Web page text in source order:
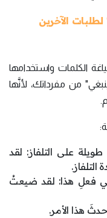
الكلمات واستخدامها
من مفرداتك، لأنَّها
على التلفاز: لقد
فعلِ هذا: لقد ضيعتُ
هذا الأمر.